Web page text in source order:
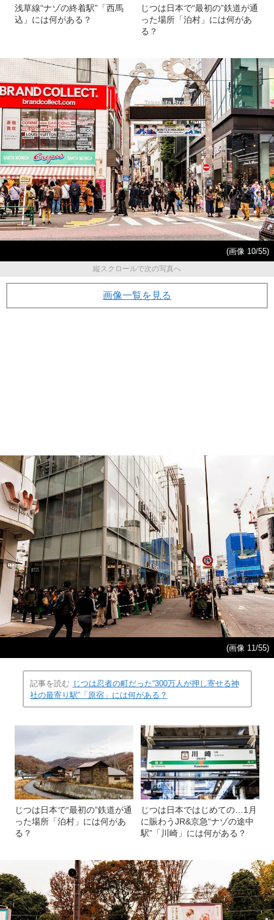
浅草線“ナゾの終着駅”「西馬
込」には何がある？
じつは日本で“最初の”鉄道が通
った場所「泊村」には何があ
る？
(画像 10/55)
縦スクロールで次の写真へ
画像一覧を見る
(画像 11/55)
記事を読む じつは忍者の町だった“300万人が押し寄せる神
社の最寄り駅”「原宿」には何がある？
じつは日本で“最初の”鉄道が通
った場所「泊村」には何があ
る？
じつは日本ではじめての…1月
に賑わうJR&京急“ナゾの途中
駅”「川崎」には何がある？